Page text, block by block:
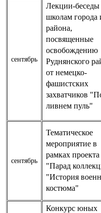
сентябрь
Лекции-беседы
школам города
района,
посвященные
освобождению
Руднянского
от немецко-
фашистских
захватчиков
ливнем пуль"
сентябрь
Тематическое
мероприятие в
рамках проекта
"Парад
"История
костюма"
Конкурс юных